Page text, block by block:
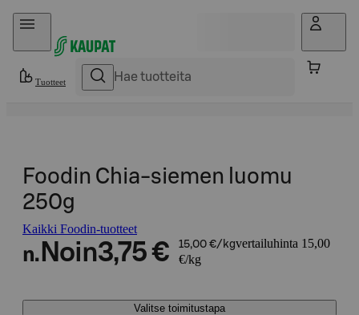
Hyppää sisältöön
Tuotteet
Foodin Chia-siemen luomu
250g
Kaikki Foodin-tuotteet
n. Noin3,75 € 15,00 €/kgvertailuhinta 15,00
€/kg
Valitse toimitustapa